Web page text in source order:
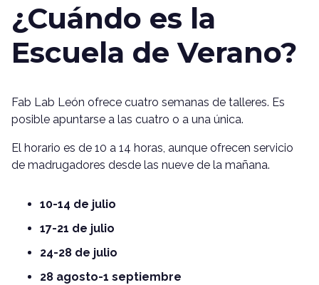
¿Cuándo es la
Escuela de Verano?
Fab Lab León ofrece cuatro semanas de talleres. Es
posible apuntarse a las cuatro o a una única.
El horario es de 10 a 14 horas, aunque ofrecen servicio
de madrugadores desde las nueve de la mañana.
10-14 de julio
17-21 de julio
24-28 de julio
28 agosto-1 septiembre